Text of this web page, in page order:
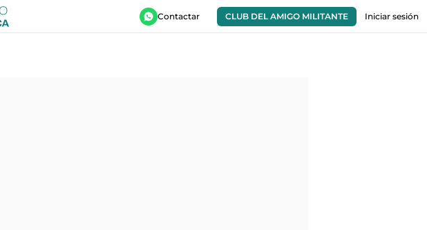
Contactar CLUB DEL AMIGO MILITANTE Iniciar sesión